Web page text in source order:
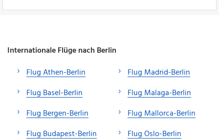
Internationale Flüge nach Berlin
Flug Athen-Berlin
Flug Basel-Berlin
Flug Bergen-Berlin
Flug Budapest-Berlin
Flug Madrid-Berlin
Flug Malaga-Berlin
Flug Mallorca-Berlin
Flug Oslo-Berlin